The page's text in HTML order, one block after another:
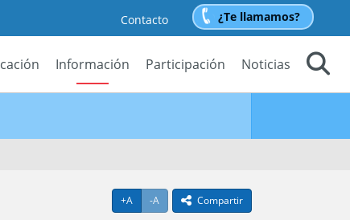
Contacto ¿Te llamamos?
Información Participación
Noticias
+AAgrandar texto
-AAchicar textoicono compartir
Compartir